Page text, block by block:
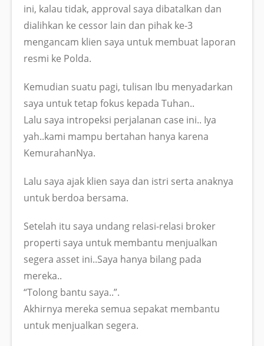
ini, kalau tidak, approval saya dibatalkan dan
dialihkan ke cessor lain dan pihak ke-3
mengancam klien saya untuk membuat laporan
resmi ke Polda.
Kemudian suatu pagi, tulisan Ibu menyadarkan
saya untuk tetap fokus kepada Tuhan..
Lalu saya intropeksi perjalanan case ini.. Iya
yah..kami mampu bertahan hanya karena
KemurahanNya.
Lalu saya ajak klien saya dan istri serta anaknya
untuk berdoa bersama.
Setelah itu saya undang relasi-relasi broker
properti saya untuk membantu menjualkan
segera asset ini..Saya hanya bilang pada
mereka..
“Tolong bantu saya..”.
Akhirnya mereka semua sepakat membantu
untuk menjualkan segera.